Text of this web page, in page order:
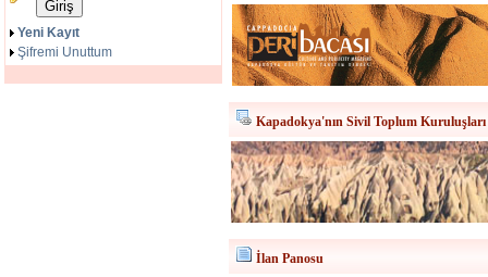
Yeni Kayıt
Şifremi Unuttum
Kapadokya'nın Sivil Toplum Kuruluşları
İlan Panosu